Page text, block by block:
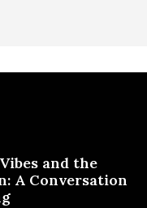
and the
A Conversation